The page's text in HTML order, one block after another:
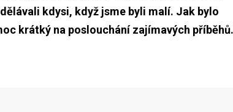
kdysi, když jsme byli malí. Jak bylo
krátký na poslouchání zajímavých